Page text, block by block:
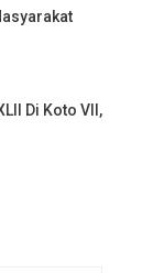
Di Koto VII,